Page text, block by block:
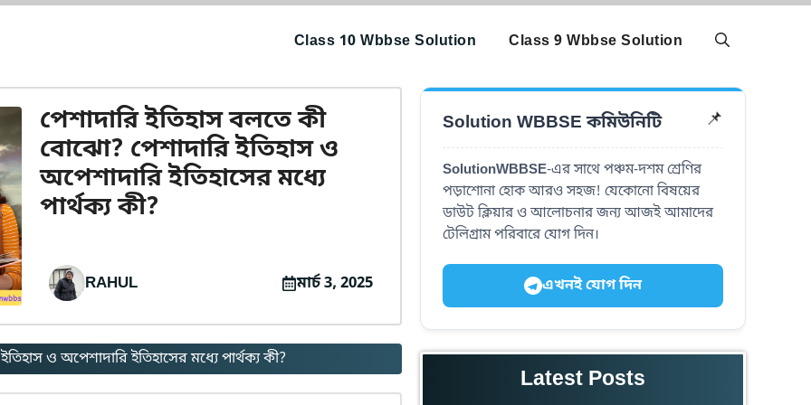
Class 10 Wbbse Solution Class 9 Wbbse Solution
পেশাদারি ইতিহাস বলতে কী
বোঝো? পেশাদারি ইতিহাস ও
অপেশাদারি ইতিহাসের মধ্যে
পার্থক্য কী?
RAHUL মার্চ 3, 2025
ও অপেশাদারি ইতিহাসের মধ্যে পার্থক্য কী?
Solution WBBSE কমিউনিটি 📌
SolutionWBBSE-এর সাথে পঞ্চম-দশম শ্রেণির
পড়াশোনা হোক আরও সহজ! যেকোনো বিষয়ের
ডাউট ক্লিয়ার ও আলোচনার জন্য আজই আমাদের
টেলিগ্রাম পরিবারে যোগ দিন।
এখনই যোগ দিন
Latest Posts